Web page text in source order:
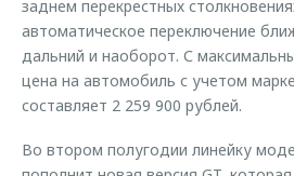
заднем перекрестных
автоматическое переключение
дальний и наоборот. С
цена на автомобиль с учетом
составляет 2 259 900 рублей.
Во втором полугодии линейку